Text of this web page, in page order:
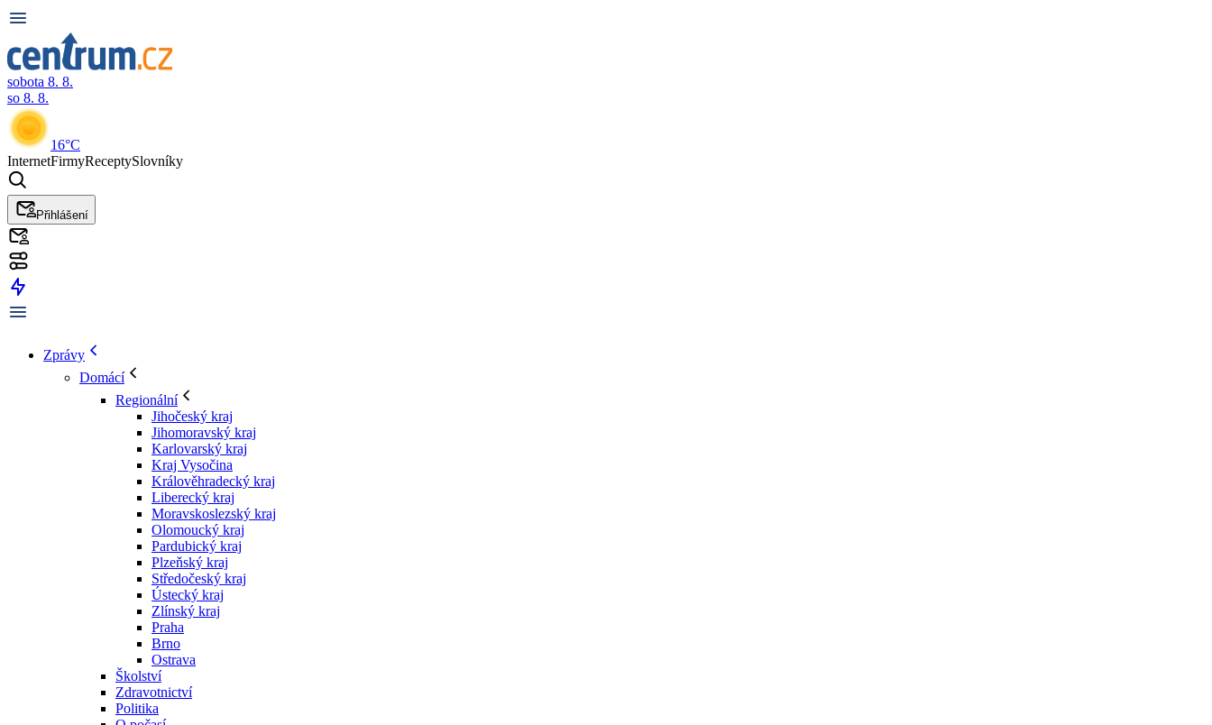
sobota 8. 8.
so 8. 8.
16°C
InternetFirmyReceptySlovníky
Přihlášení
Zprávy
Domácí
Regionální
Jihočeský kraj
Jihomoravský kraj
Karlovarský kraj
Kraj Vysočina
Králověhradecký kraj
Liberecký kraj
Moravskoslezský kraj
Olomoucký kraj
Pardubický kraj
Plzeňský kraj
Středočeský kraj
Ústecký kraj
Zlínský kraj
Praha
Brno
Ostrava
Školství
Zdravotnictví
Politika